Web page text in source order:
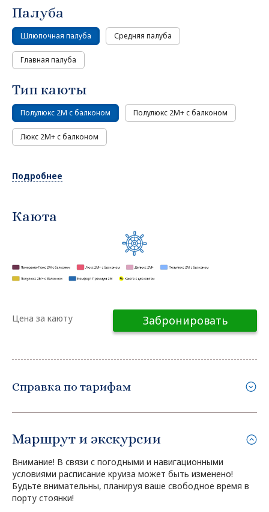
Палуба
Шлюпочная палуба Средняя палуба
Главная палуба
Тип каюты
Полулюкс 2М с балконом Полулюкс 2М+ с балконом
Люкс 2М+ с балконом
Подробнее
Каюта
Цена за каюту Забронировать
Справка по тарифам
Маршрут и экскурсии
Внимание! В связи с погодными и навигационными
условиями расписание круиза может быть изменено!
Будьте внимательны, планируя ваше свободное время в
порту стоянки!